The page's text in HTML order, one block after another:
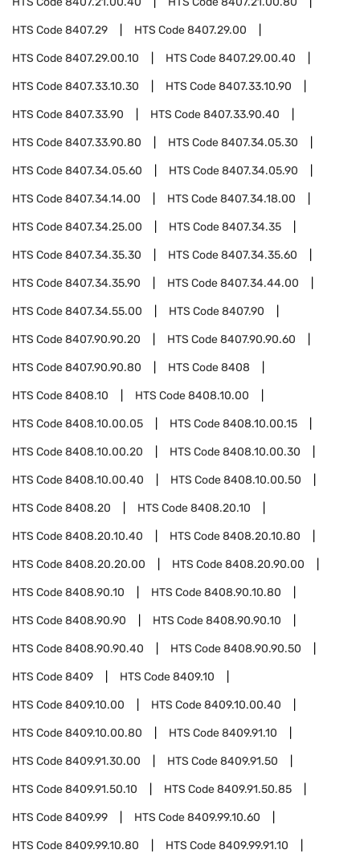
HTS Code8407.29 HTS Code8407.29.00
HTS Code8407.29.00.10 HTS Code8407.29.00.40
HTS Code8407.33.10.30 HTS Code8407.33.10.90
HTS Code8407.33.90 HTS Code8407.33.90.40
HTS Code8407.33.90.80 HTS Code8407.34.05.30
HTS Code8407.34.05.60 HTS Code8407.34.05.90
HTS Code8407.34.14.00 HTS Code8407.34.18.00
HTS Code8407.34.25.00 HTS Code8407.34.35
HTS Code8407.34.35.30 HTS Code8407.34.35.60
HTS Code8407.34.35.90 HTS Code8407.34.44.00
HTS Code8407.34.55.00 HTS Code8407.90
HTS Code8407.90.90.20 HTS Code8407.90.90.60
HTS Code8407.90.90.80 HTS Code8408
HTS Code8408.10 HTS Code8408.10.00
HTS Code8408.10.00.05 HTS Code8408.10.00.15
HTS Code8408.10.00.20 HTS Code8408.10.00.30
HTS Code8408.10.00.40 HTS Code8408.10.00.50
HTS Code8408.20 HTS Code8408.20.10
HTS Code8408.20.10.40 HTS Code8408.20.10.80
HTS Code8408.20.20.00 HTS Code8408.20.90.00
HTS Code8408.90.10 HTS Code8408.90.10.80
HTS Code8408.90.90 HTS Code8408.90.90.10
HTS Code8408.90.90.40 HTS Code8408.90.90.50
HTS Code8409 HTS Code8409.10
HTS Code8409.10.00 HTS Code8409.10.00.40
HTS Code8409.10.00.80 HTS Code8409.91.10
HTS Code8409.91.30.00 HTS Code8409.91.50
HTS Code8409.91.50.10 HTS Code8409.91.50.85
HTS Code8409.99 HTS Code8409.99.10.60
HTS Code8409.99.10.80 HTS Code8409.99.91.10